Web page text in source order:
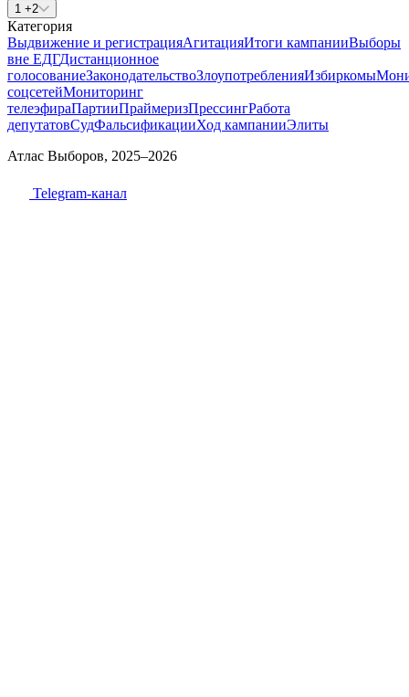
1 +2
Категория
Выдвижение и регистрацияАгитацияИтоги кампанииВыборы
вне ЕДГДистанционное
голосованиеЗаконодательствоЗлоупотребленияИзбиркомы
соцсетейМониторинг
телеэфираПартииПраймеризПрессингРабота
депутатовСудФальсификацииХод кампанииЭлиты
Атлас Выборов, 2025–2026
Telegram-канал